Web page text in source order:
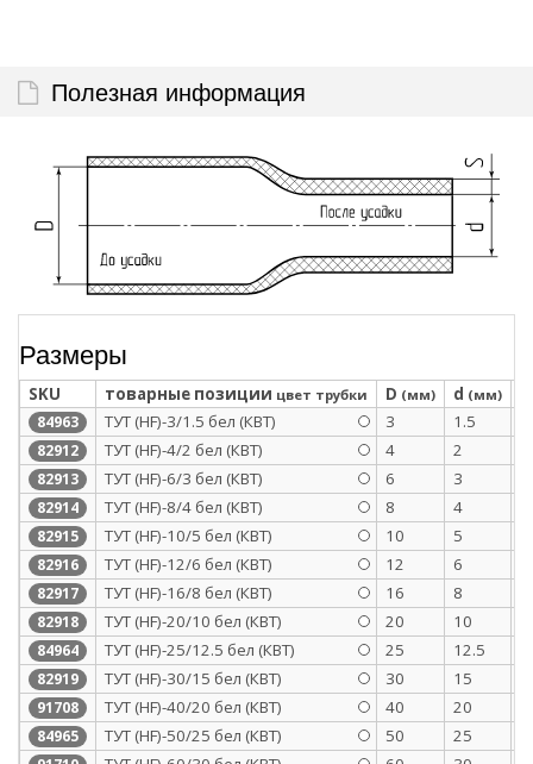
Полезная информация
Размеры
SKU товарные позиции цвет трубки D (мм) d (мм)
84963 ТУТ (HF)-3/1.5 бел (КВТ) 3 1.5
82912 ТУТ (HF)-4/2 бел (КВТ) 4 2
82913 ТУТ (HF)-6/3 бел (КВТ) 6 3
82914 ТУТ (HF)-8/4 бел (КВТ) 8 4
82915 ТУТ (HF)-10/5 бел (КВТ) 10 5
82916 ТУТ (HF)-12/6 бел (КВТ) 12 6
82917 ТУТ (HF)-16/8 бел (КВТ) 16 8
82918 ТУТ (HF)-20/10 бел (КВТ) 20 10
84964 ТУТ (HF)-25/12.5 бел (КВТ) 25 12.5
82919 ТУТ (HF)-30/15 бел (КВТ) 30 15
91708 ТУТ (HF)-40/20 бел (КВТ) 40 20
84965 ТУТ (HF)-50/25 бел (КВТ) 50 25